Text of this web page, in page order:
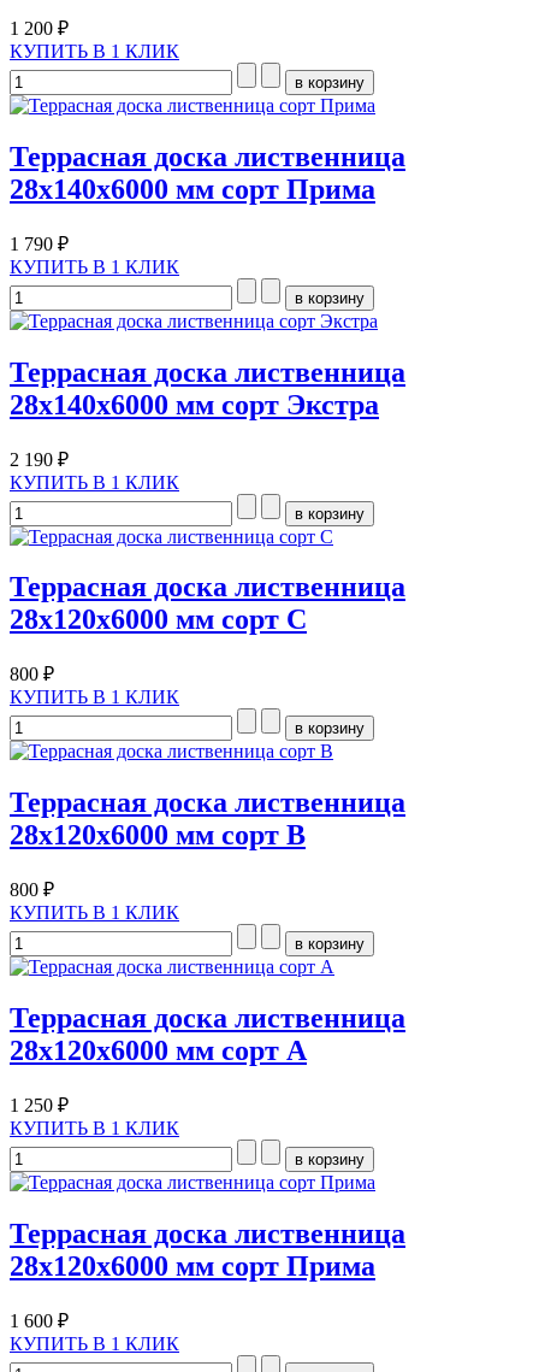
1 200 ₽
КУПИТЬ В 1 КЛИК
Террасная доска лиственница
28х140х6000 мм сорт Прима
1 790 ₽
КУПИТЬ В 1 КЛИК
Террасная доска лиственница
28х140х6000 мм сорт Экстра
2 190 ₽
КУПИТЬ В 1 КЛИК
Террасная доска лиственница
28х120х6000 мм сорт С
800 ₽
КУПИТЬ В 1 КЛИК
Террасная доска лиственница
28х120х6000 мм сорт В
800 ₽
КУПИТЬ В 1 КЛИК
Террасная доска лиственница
28х120х6000 мм сорт А
1 250 ₽
КУПИТЬ В 1 КЛИК
Террасная доска лиственница
28х120х6000 мм сорт Прима
1 600 ₽
КУПИТЬ В 1 КЛИК